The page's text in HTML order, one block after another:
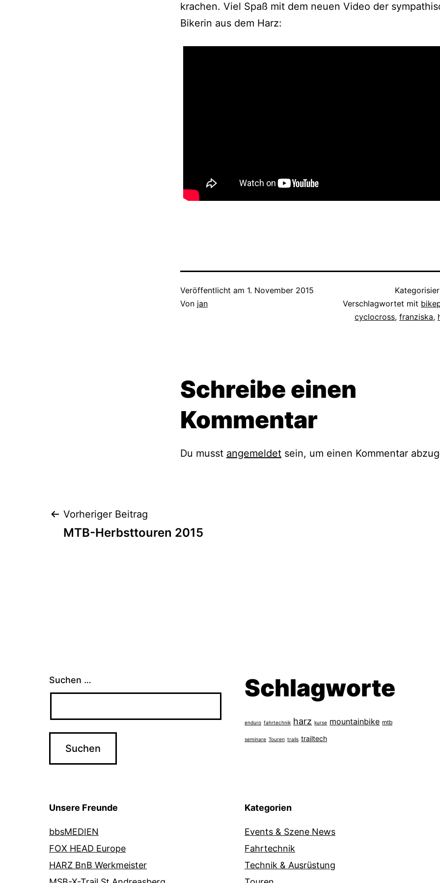
krachen. Viel Spaß mit dem neuen Video der
Bikerin aus dem Harz:
Veröffentlicht am 1. November 2015
Von jan
Verschlagwortet mit
cyclocross, franziska,
Schreibe einen
Kommentar
Du musst angemeldet sein, um einen Kommentar
Beitragsnavigation
Vorheriger Beitrag
MTB-Herbsttouren 2015
Suchen … Schlagworte
enduro fahrtechnik harz kurse mountainbike mtb
seminare Touren trails trailtech
Unsere Freunde
bbsMEDIEN
FOX HEAD Europe
HARZ BnB Werkmeister
Kategorien
Events & Szene News
Fahrtechnik
Technik & Ausrüstung